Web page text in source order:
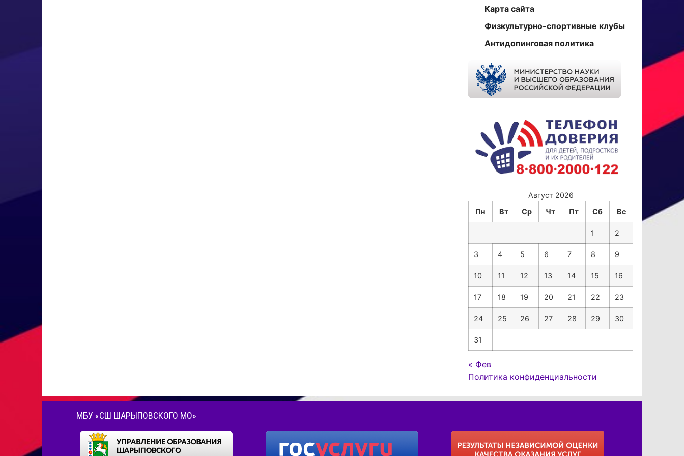
Карта сайта
Физкультурно-спортивные клубы
Антидопинговая политика
Август 2026
Пн
Вт Ср Чт Пт Сб Вс
1 2
3 4 5 6 7 8 9
10 11 12 13 14 15 16
17 18 19 20 21 22 23
24 25 26 27 28 29 30
31
« Фев
Политика конфиденциальности
МБУ «СШ ШАРЫПОВСКОГО МО»